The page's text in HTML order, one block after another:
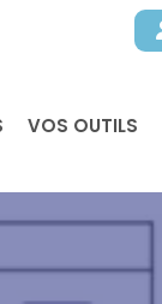
VOS OUTILS